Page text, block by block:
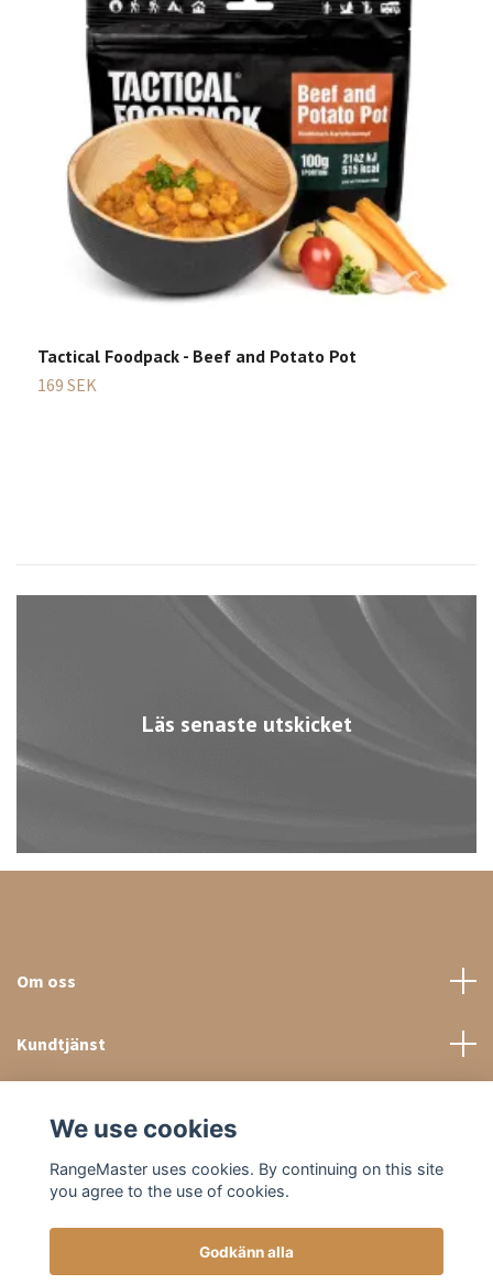
Läs senaste utskicket
Tactical Foodpack - Beef and Potato Pot
169 SEK
Om oss
Kundtjänst
We use cookies
RangeMaster uses cookies. By continuing on this site
you agree to the use of cookies.
Godkänn alla